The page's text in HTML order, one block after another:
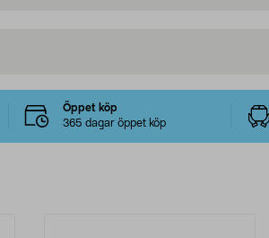
Öppet köp
365 dagar öppet köp